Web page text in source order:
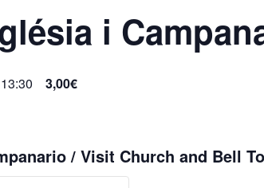
i
13:30 3,00€
/ Visit Church and Bell